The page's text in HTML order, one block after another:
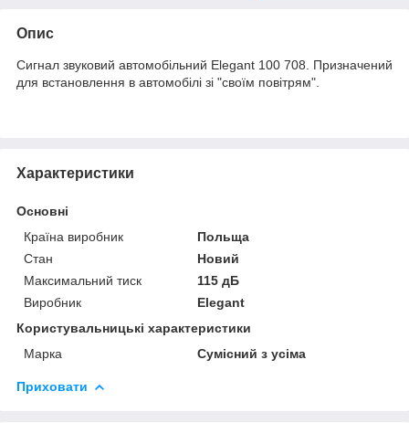
Опис
Сигнал звуковий автомобільний Elegant 100 708. Призначений
для встановлення в автомобілі зі "своїм повітрям".
Характеристики
Основні
Країна виробник
Польща
Стан
Новий
Максимальний тиск
115 дБ
Виробник
Elegant
Користувальницькі характеристики
Марка
Сумісний з усіма
Приховати